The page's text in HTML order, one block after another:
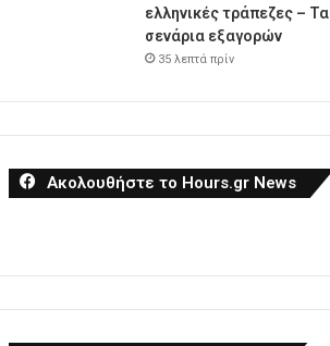
ελληνικές τράπεζες – Τα
σενάρια εξαγορών
35 λεπτά πρίν
Ακολουθήστε το Hours.gr News